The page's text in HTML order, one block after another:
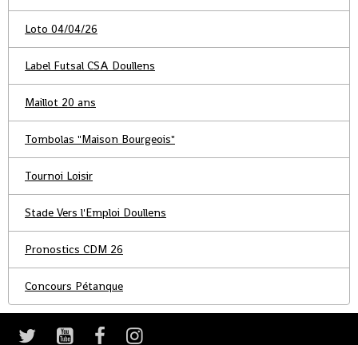
Loto 04/04/26
Label Futsal CSA Doullens
Maillot 20 ans
Tombolas "Maison Bourgeois"
Tournoi Loisir
Stade Vers l'Emploi Doullens
Pronostics CDM 26
Concours Pétanque